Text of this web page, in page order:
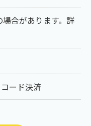
合があります。詳
ード決済